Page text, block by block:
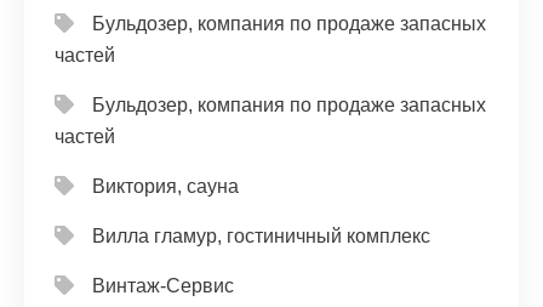
Бульдозер, компания по продаже запасных
частей
Бульдозер, компания по продаже запасных
частей
Виктория, сауна
Вилла гламур, гостиничный комплекс
Винтаж-Сервис